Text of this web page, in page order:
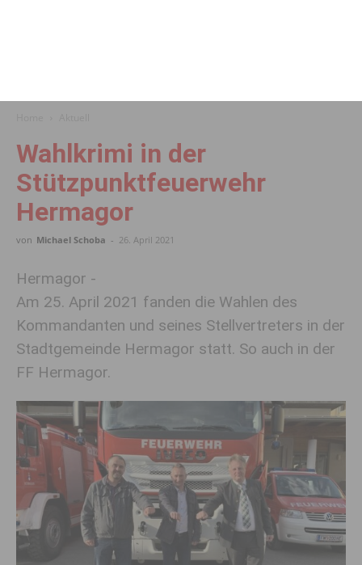
Wahlkrimi in der
Stützpunktfeuerwehr
Hermagor
von Michael Schoba - 26. April 2021
Hermagor -
Am 25. April 2021 fanden die Wahlen des
Kommandanten und seines Stellvertreters in der
Stadtgemeinde Hermagor statt. So auch in der
FF Hermagor.